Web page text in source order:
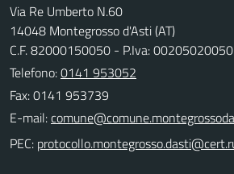
Via Re Umberto N.60
14048 Montegrosso d'Asti (AT)
C.F. 82000150050 - P.Iva: 00205020050
Telefono:0141 953052
Fax: 0141 953739
E-mail:
PEC: